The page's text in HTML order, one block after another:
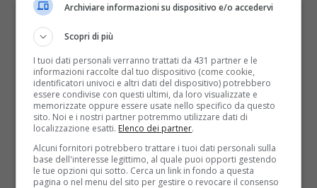
PUBBLICITÀ
Archiviare informazioni su dispositivo e/o accedervi
Scopri di più
I tuoi dati personali verranno trattati da 431 partner e le
informazioni raccolte dal tuo dispositivo (come cookie,
identificatori univoci e altri dati del dispositivo) potrebbero
essere condivise con questi ultimi, da loro visualizzate e
memorizzate oppure essere usate nello specifico da questo
sito. Noi e i nostri partner potremmo utilizzare dati di
localizzazione esatti. Elenco dei partner.
Alcuni fornitori potrebbero trattare i tuoi dati personali sulla
base dell'interesse legittimo, al quale puoi opporti gestendo
le tue opzioni qui sotto. Cerca un link in fondo a questa
pagina o nel menu del sito per gestire o revocare il consenso